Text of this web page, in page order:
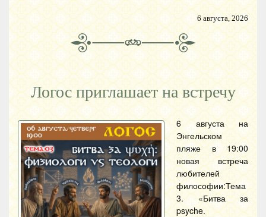
6 августа, 2026
Логос приглашает на встречу
6 августа на
Энгельском
пляже в 19:00
новая встреча
любителей
философии:Тема
3. «Битва за
psyche.